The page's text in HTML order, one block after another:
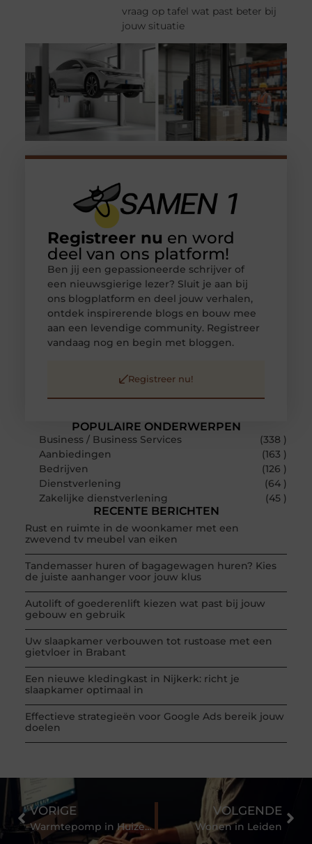
vraag op tafel wat past beter bij
jouw situatie
POPULAIRE ONDERWERPEN
Business / Business Services
(338 )
Aanbiedingen
(163 )
Bedrijven
(126 )
Dienstverlening
(64 )
Zakelijke dienstverlening
(45 )
RECENTE BERICHTEN
Rust en ruimte in de woonkamer met een
zwevend tv meubel van eiken
Tandemasser huren of bagagewagen huren? Kies
de juiste aanhanger voor jouw klus
Autolift of goederenlift kiezen wat past bij jouw
gebouw en gebruik
Uw slaapkamer verbouwen tot rustoase met een
gietvloer in Brabant
Een nieuwe kledingkast in Nijkerk: richt je
slaapkamer optimaal in
Effectieve strategieën voor Google Ads bereik jouw
doelen
Registreer nu en word
deel van ons platform!
Ben jij een gepassioneerde schrijver of
een nieuwsgierige lezer? Sluit je aan bij
ons blogplatform en deel jouw verhalen,
ontdek inspirerende blogs en bouw mee
aan een levendige community. Registreer
vandaag nog en begin met bloggen.
Registreer nu!
VORIGE
Warmtepomp in Huizen kopen?
VOLGENDE
Wonen in Leiden